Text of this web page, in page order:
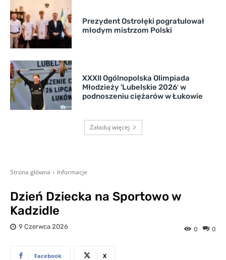
Prezydent Ostrołęki pogratulował
młodym mistrzom Polski
XXXII Ogólnopolska Olimpiada
Młodzieży 'Lubelskie 2026′ w
podnoszeniu ciężarów w Łukowie
Załaduj więcej